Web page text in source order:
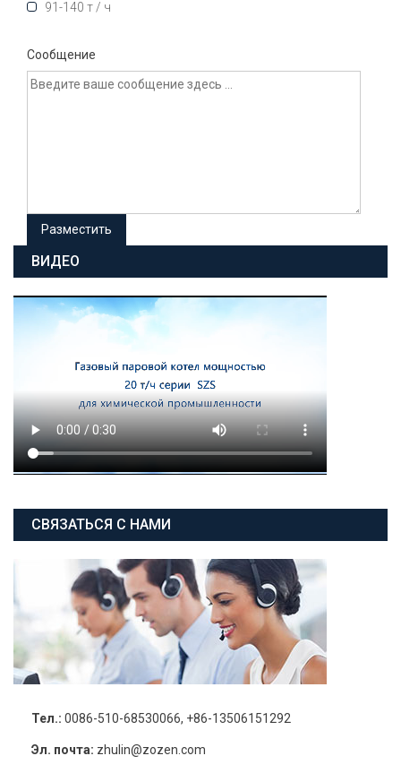
91-140 т / ч
Сообщение
ВИДЕО
СВЯЗАТЬСЯ С НАМИ
Тел.: 0086-510-68530066, +86-13506151292
Эл. почта: zhulin@zozen.com